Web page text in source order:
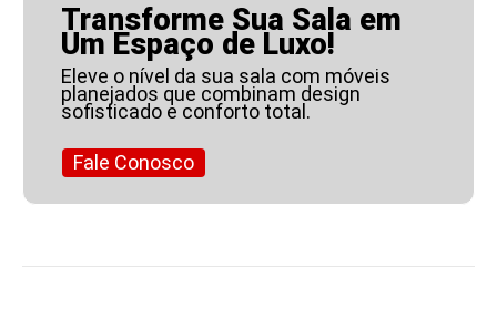
Transforme Sua Sala em
Um Espaço de Luxo!
Eleve o nível da sua sala com móveis
planejados que combinam design
sofisticado e conforto total.
Fale Conosco